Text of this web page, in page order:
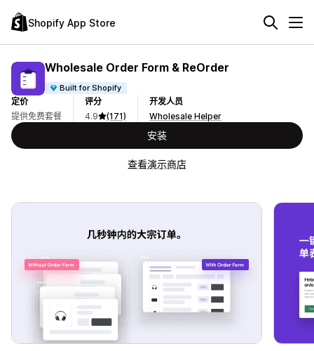
Shopify App Store
Wholesale Order Form & ReOrder
Built for Shopify
定价
提供免费套餐
评分
4.9
(171)
开发人员
Wholesale Helper
安装
查看演示商店